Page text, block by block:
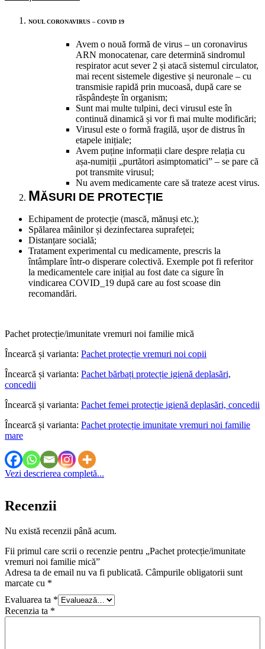
NOUL CORONAVIRUS – COVID 19
Avem o nouă formă de virus – un coronavirus
ARN monocatenar, care determină sindromul
respirator acut sever 2 și atacă sistemul circulator,
mai recent sistemele digestive și neuronale – cu
transmisie rapidă prin mucoasă, după care se
răspândește în organism;
Sunt mai multe tulpini, deci virusul este în
continuă dinamică și vor fi mai multe modificări;
Virusul este o formă fragilă, ușor de distrus în
etapele inițiale;
Avem puține informații clare despre relația cu
așa-numiții „purtători asimptomatici” – se pare că
pot transmite virusul;
Nu avem medicamente care să trateze acest virus.
MĂSURI DE PROTECȚIE
Echipament de protecție (mască, mănuși etc.);
Spălarea mâinilor și dezinfectarea suprafeței;
Distanțare socială;
Tratament experimental cu medicamente, prescris la
întâmplare într-o disperare colectivă. Exemple pot fi referitor
la medicamentele care inițial au fost date ca sigure în
vindicarea COVID_19 după care au fost scoase din
recomandări.
Pachet protecție/imunitate vremuri noi familie mică
Încearcă și varianta: Pachet protecție vremuri noi copii
Încearcă și varianta: Pachet bărbați protecție igienă deplasări,
concedii
Încearcă și varianta: Pachet femei protecție igienă deplasări, concedii
Încearcă și varianta: Pachet protecție imunitate vremuri noi familie
mare
Vezi descrierea completă...
Recenzii
Nu există recenzii până acum.
Fii primul care scrii o recenzie pentru „Pachet protecție/imunitate
vremuri noi familie mică”
Adresa ta de email nu va fi publicată. Câmpurile obligatorii sunt
marcate cu *
Evaluarea ta *
Recenzia ta *